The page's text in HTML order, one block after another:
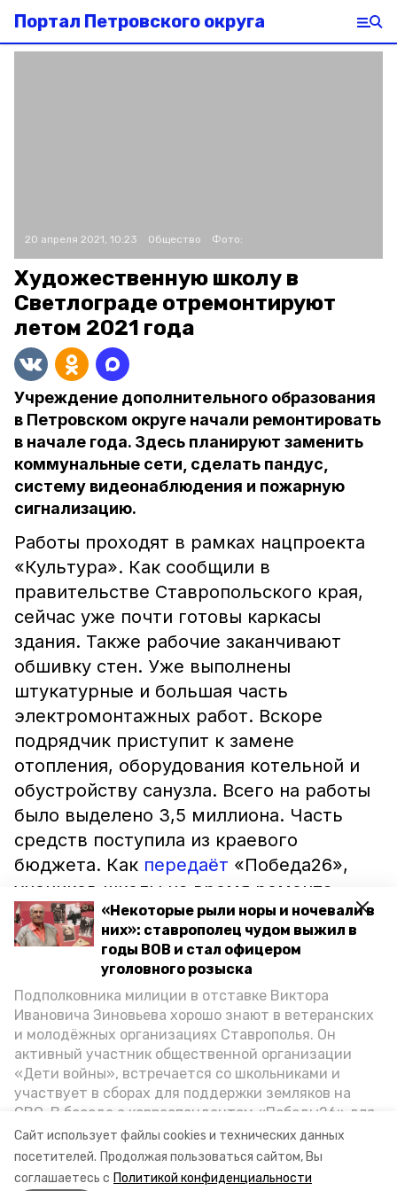
Сайт использует файлы cookies и технических данных
посетителей. Продолжая пользоваться сайтом, Вы
соглашаетесь с Политикой конфиденциальности
«Некоторые рыли норы и ночевали в
них»: ставрополец чудом выжил в
годы ВОВ и стал офицером
уголовного розыска
Подполковника милиции в отставке Виктора
Ивановича Зиновьева хорошо знают в ветеранских
и молодёжных организациях Ставрополья. Он
активный участник общественной организации
«Дети войны», встречается со школьниками и
участвует в сборах для поддержки земляков на
СВО. В беседе с корреспондентом «Победы26» для
спецпроекта «Дети Великой Отечественной»
ветеран рассказал о зверствах оккупантов в годы
ВОВ, о службе в Москве, «богатыре» Фиделе Кастро
Портал Петровского округа
20 апреля 2021, 10:23 Общество Фото:
Художественную школу в
Светлограде отремонтируют
летом 2021 года
Учреждение дополнительного образования
в Петровском округе начали ремонтировать
в начале года. Здесь планируют заменить
коммунальные сети, сделать пандус,
систему видеонаблюдения и пожарную
сигнализацию.
Работы проходят в рамках нацпроекта
«Культура». Как сообщили в
правительстве Ставропольского края,
сейчас уже почти готовы каркасы
здания. Также рабочие заканчивают
обшивку стен. Уже выполнены
штукатурные и большая часть
электромонтажных работ. Вскоре
подрядчик приступит к замене
отопления, оборудования котельной и
обустройству санузла. Всего на работы
было выделено 3,5 миллиона. Часть
средств поступила из краевого
бюджета. Как передаёт «Победа26»,
учеников школы на время ремонта
перевели в другие учреждения
допобразования.
«Такого основательного ремонта у нас
ещё не было. Теперь благодаря
нацпроекту «Культура» педагоги и дети
будут заниматься в комфортных
условиях», — говорит преподаватель
ДХШ Светлограда Ольга Лихтина.